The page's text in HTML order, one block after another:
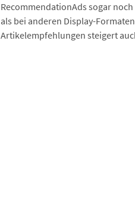
RecommendationAds sogar
als bei anderen Display-
Artikelempfehlungen steigert